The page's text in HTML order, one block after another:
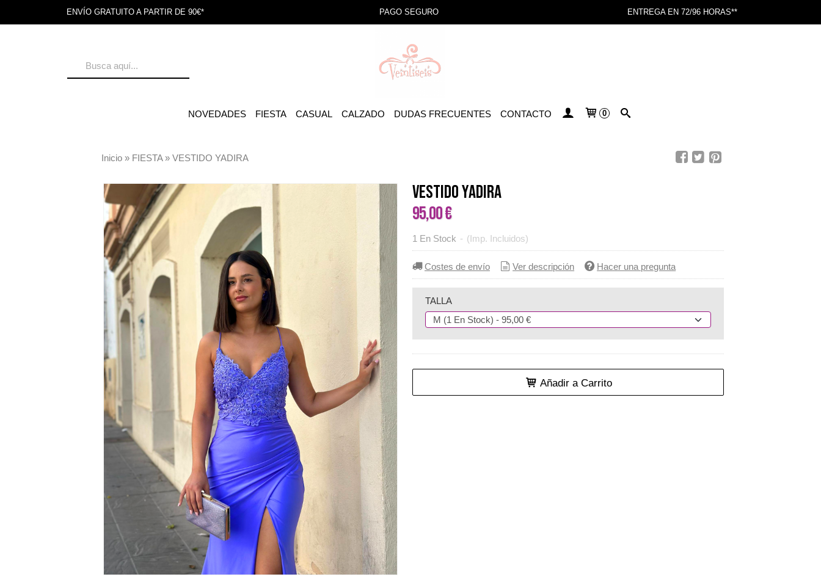
ENVÍO GRATUITO A PARTIR DE 90€* PAGO SEGURO ENTREGA EN 72/96 HORAS**
NOVEDADES FIESTA CASUAL CALZADO DUDAS FRECUENTES CONTACTO 0
Inicio» FIESTA» VESTIDO YADIRA
VESTIDO YADIRA
95,00 €
1 En Stock - (Imp. Incluidos)
Costes de envío Ver descripción Hacer una pregunta
TALLA
Añadir a Carrito